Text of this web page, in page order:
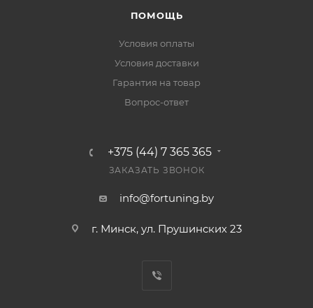
ПОМОЩЬ
Условия оплаты
Условия доставки
Гарантия на товар
Вопрос-ответ
+375 (44) 7 365 365
ЗАКАЗАТЬ ЗВОНОК
info@fortuning.by
г. Минск, ул. Прушинских 23